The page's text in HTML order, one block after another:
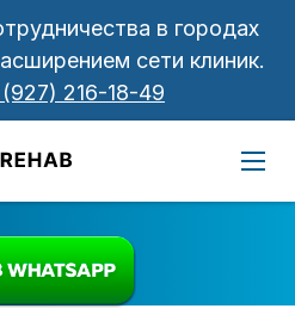
в городах
сети клиник.
216-18-49